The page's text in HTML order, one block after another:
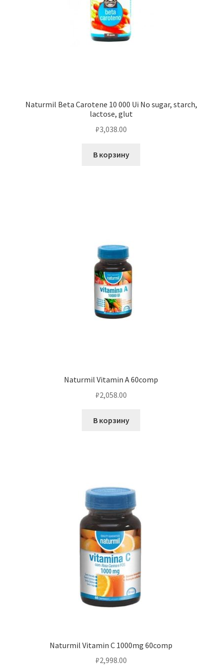
Naturmil Beta Carotene 10 000 Ui No sugar, starch,
lactose, glut
₽3,038.00
В корзину
Naturmil Vitamin A 60comp
₽2,058.00
В корзину
Naturmil Vitamin C 1000mg 60comp
₽2,998.00